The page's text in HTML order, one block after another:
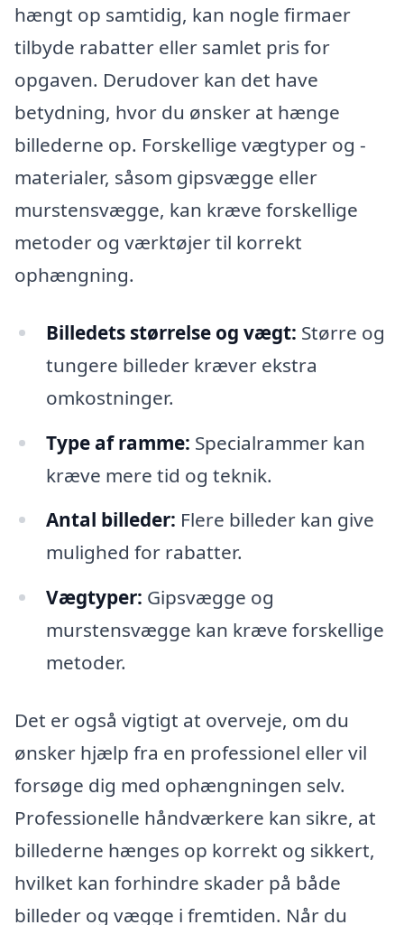
hængt op samtidig, kan nogle firmaer
tilbyde rabatter eller samlet pris for
opgaven. Derudover kan det have
betydning, hvor du ønsker at hænge
billederne op. Forskellige vægtyper og -
materialer, såsom gipsvægge eller
murstensvægge, kan kræve forskellige
metoder og værktøjer til korrekt
ophængning.
Billedets størrelse og vægt: Større og
tungere billeder kræver ekstra
omkostninger.
Type af ramme: Specialrammer kan
kræve mere tid og teknik.
Antal billeder: Flere billeder kan give
mulighed for rabatter.
Vægtyper: Gipsvægge og
murstensvægge kan kræve forskellige
metoder.
Det er også vigtigt at overveje, om du
ønsker hjælp fra en professionel eller vil
forsøge dig med ophængningen selv.
Professionelle håndværkere kan sikre, at
billederne hænges op korrekt og sikkert,
hvilket kan forhindre skader på både
billeder og vægge i fremtiden. Når du